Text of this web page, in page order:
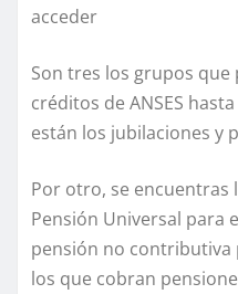
acceder
Son tres los grupos que
créditos de ANSES
están los jubilaciones y
Por otro, se encuentras
Pensión Universal para
pensión no contributiva
los que cobran